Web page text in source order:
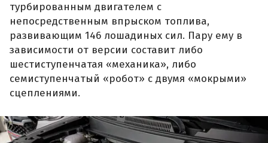
турбированным двигателем с
непосредственным впрыском топлива,
развивающим 146 лошадиных сил. Пару ему в
зависимости от версии составит либо
шестиступенчатая «механика», либо
семиступенчатый «робот» с двумя «мокрыми»
сцеплениями.